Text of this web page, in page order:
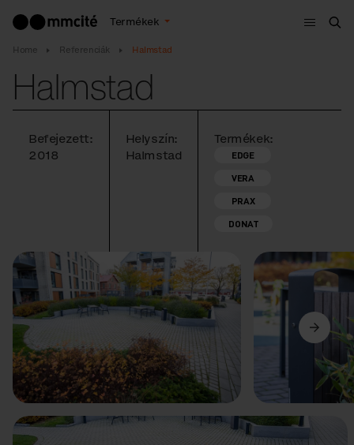
Termékek
Menü
Home Referenciák Halmstad
Halmstad
Befejezett:
2018
Helyszín:
Halmstad
Termékek:
EDGE
VERA
PRAX
DONAT
Előző Következő